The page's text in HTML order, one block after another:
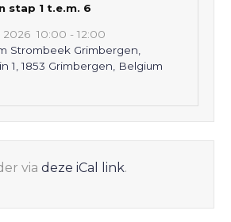
stap 1 t.e.m. 6
2026 10:00 -12:00
Strombeek Grimbergen,
1, 1853 Grimbergen, Belgium
viadeze iCal link.